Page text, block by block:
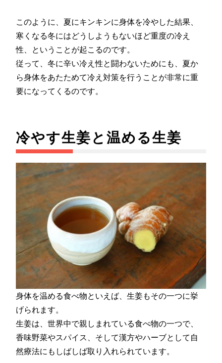
このように、夏にキンキンに身体を冷やした結果、
寒くなる冬にはどうしようもないほど重度の冷え
性、ということが起こるのです。
従って、冬に辛い冷え性と闘わないためにも、夏か
ら身体をあたためて冷え対策を行うことが非常に重
要になってくるのです。
冷やす生姜と温める生姜
身体を温める食べ物といえば、生姜もその一つに挙
げられます。
生姜は、世界中で親しまれている食べ物の一つで、
香味野菜やスパイス、そして漢方やハーブとして自
然療法にもしばしば取り入れられています。